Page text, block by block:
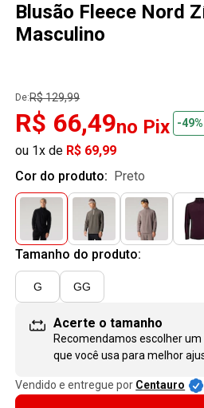
Blusão Fleece Nord
Masculino
De:R$ 129,99
R$ 66,49no Pix -49%
ou 1x de R$ 69,99
Cor do produto:
preto
Tamanho do produto:
G GG
Acerte o tamanho
Recomendamos escolher
que você usa para melhor
Vendido e entregue por Centauro